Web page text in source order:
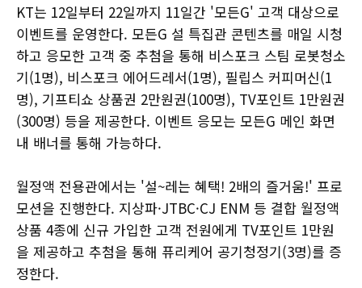
KT는 12일부터 22일까지 11일간 '모든G' 고객 대상으로
이벤트를 운영한다. 모든G 설 특집관 콘텐츠를 매일 시청
하고 응모한 고객 중 추첨을 통해 비스포크 스팀 로봇청소
기(1명), 비스포크 에어드레서(1명), 필립스 커피머신(1
명), 기프티쇼 상품권 2만원권(100명), TV포인트 1만원권
(300명) 등을 제공한다. 이벤트 응모는 모든G 메인 화면
내 배너를 통해 가능하다.
월정액 전용관에서는 '설~레는 혜택! 2배의 즐거움!' 프로
모션을 진행한다. 지상파·JTBC·CJ ENM 등 결합 월정액
상품 4종에 신규 가입한 고객 전원에게 TV포인트 1만원
을 제공하고 추첨을 통해 퓨리케어 공기청정기(3명)를 증
정한다.